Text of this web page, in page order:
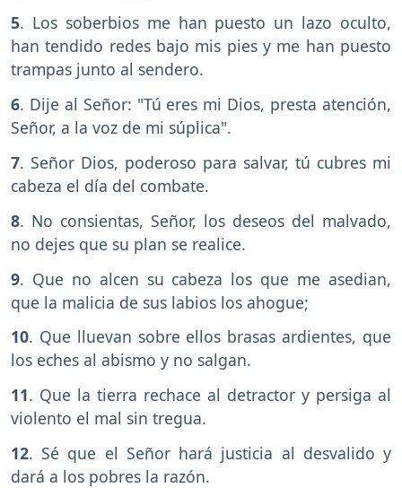
5. Los soberbios me han puesto un lazo oculto,
han tendido redes bajo mis pies y me han puesto
trampas junto al sendero.
6. Dije al Señor: "Tú eres mi Dios, presta atención,
Señor, a la voz de mi súplica".
7. Señor Dios, poderoso para salvar, tú cubres mi
cabeza el día del combate.
8. No consientas, Señor, los deseos del malvado,
no dejes que su plan se realice.
9. Que no alcen su cabeza los que me asedian,
que la malicia de sus labios los ahogue;
10. Que lluevan sobre ellos brasas ardientes, que
los eches al abismo y no salgan.
11. Que la tierra rechace al detractor y persiga al
violento el mal sin tregua.
12. Sé que el Señor hará justicia al desvalido y
dará a los pobres la razón.